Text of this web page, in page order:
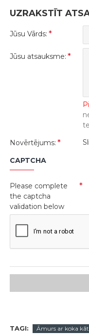
UZRAKSTĪT
Jūsu Vārds:
Jūsu atsauksme:
Novērtējums:
CAPTCHA
Please complete
the captcha
validation below
TAGI: Āmurs ar koka